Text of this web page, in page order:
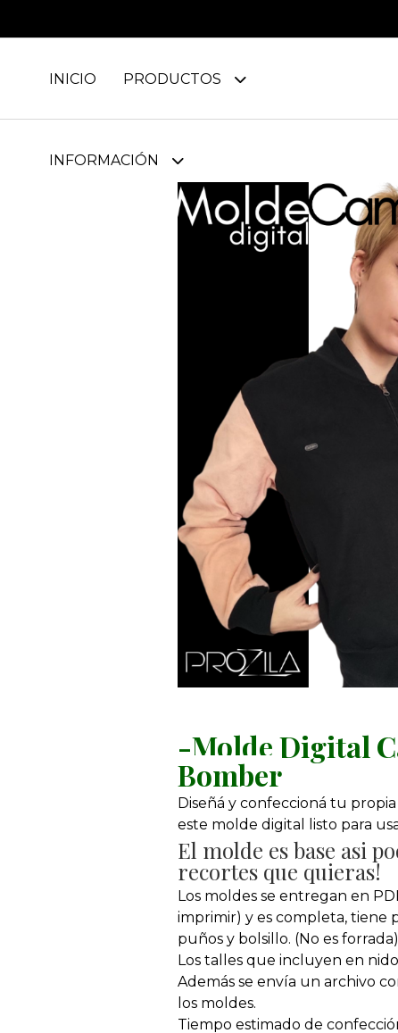
INICIO PRODUCTOS
INFORMACIÓN
-Molde Digital
Bomber
Diseñá y confeccioná tu
este molde digital listo para
El molde es base asi
recortes que quieras!
Los moldes se entregan en
imprimir) y es completa, tiene
puños y bolsillo. (No es forrada)
Los talles que incluyen en nido
Además se envía un archivo
los moldes.
Tiempo estimado de